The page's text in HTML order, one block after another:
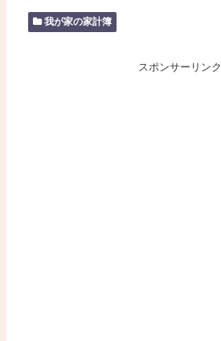
我が家の家計簿
スポンサーリンク